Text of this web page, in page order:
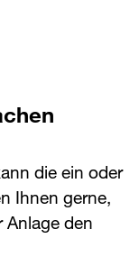
die ein oder
Ihnen gerne,
Anlage den